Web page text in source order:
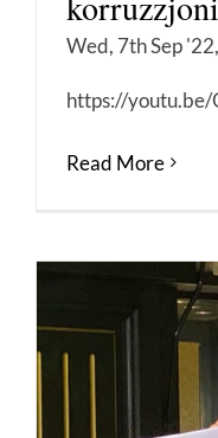
Wed, 7th Sep
https://youtu.be/
Read More